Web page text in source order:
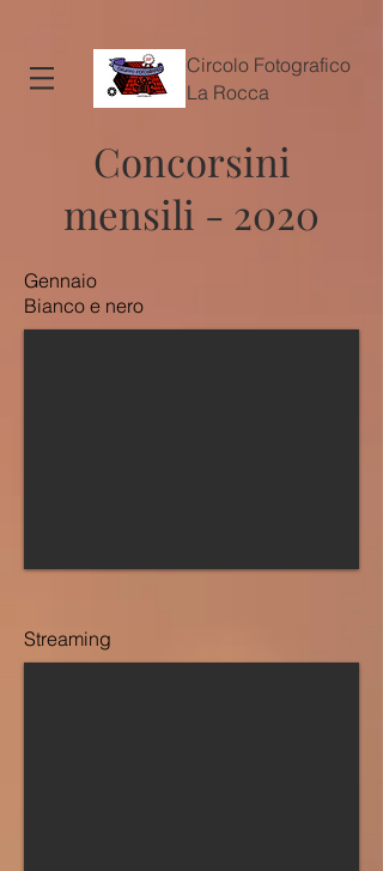
Circolo Fotografico
La Rocca
Concorsini
mensili - 2020
Gennaio
Bianco e nero
Streaming